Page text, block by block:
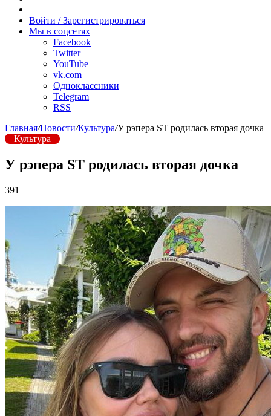
радио
Войти / Зарегистрироваться
Мы в соцсетях
Facebook
Twitter
YouTube
vk.com
Одноклассники
Telegram
RSS
Главная/Новости/Культура/У рэпера ST родилась вторая дочка
Культура
У рэпера ST родилась вторая дочка
391